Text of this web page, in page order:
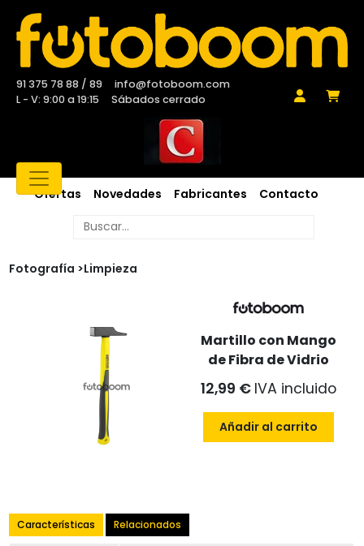
91 375 78 88 / 89
info@fotoboom.com
L - V: 9:00 a 19:15
Sábados cerrado
Ofertas Novedades Fabricantes Contacto
Fotografía >Limpieza
Martillo con Mango
de Fibra de Vidrio
12,99 € IVA incluido
Añadir al carrito
Características Relacionados